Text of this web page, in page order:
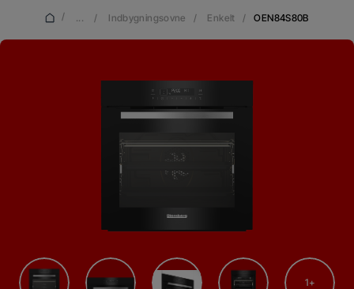
/ ... / Indbygningsovne / Enkelt / OEN84S80B
1